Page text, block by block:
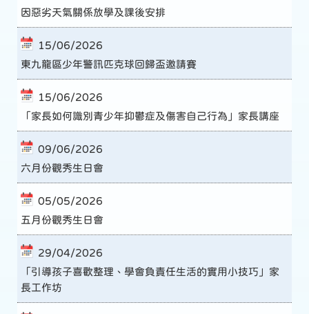
因惡劣天氣關係放學及課後安排
15/06/2026
東九龍區少年警訊匹克球回歸盃邀請賽
15/06/2026
「家長如何識別青少年抑鬱症及傷害自己行為」家長講座
09/06/2026
六月份觀秀生日會
05/05/2026
五月份觀秀生日會
29/04/2026
「引導孩子喜歡整理、學會負責任生活的實用小技巧」家
長工作坊